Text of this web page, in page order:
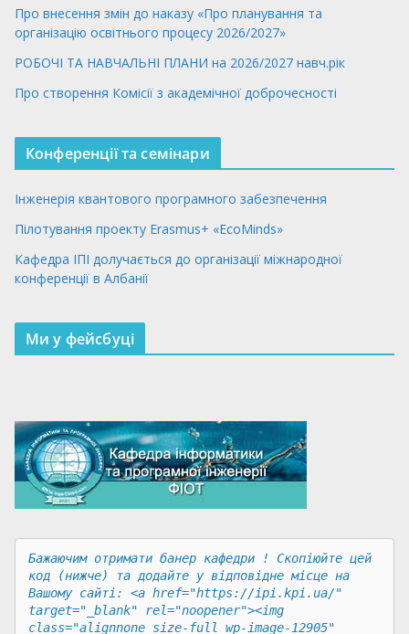
Про внесення змін до наказу «Про планування та
організацію освітнього процесу 2026/2027»
РОБОЧІ ТА НАВЧАЛЬНІ ПЛАНИ на 2026/2027 навч.рік
Про створення Комісії з академічної доброчесності
Конференції та семінари
Інженерія квантового програмного забезпечення
Пілотування проекту Erasmus+ «EcoMinds»
Кафедра ІПІ долучається до організації міжнародної
конференції в Албанії
Ми у фейсбуці
Бажаючим отримати банер кафедри ! Скопіюйте цей
код (нижче) та додайте у відповідне місце на
Вашому сайті: <a href="https://ipi.kpi.ua/"
target="_blank" rel="noopener"><img
class="alignnone size-full wp-image-12905"